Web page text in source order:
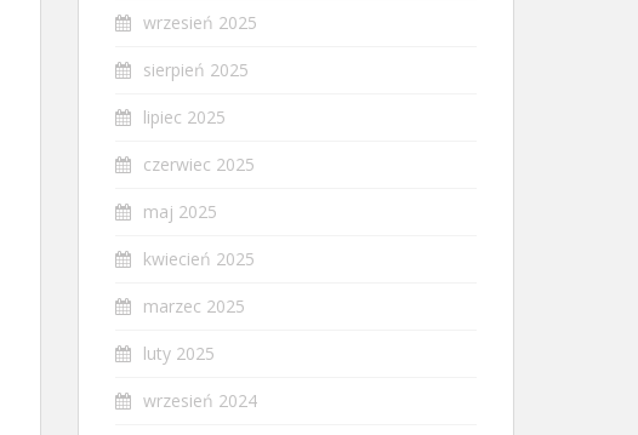
wrzesień 2025
sierpień 2025
lipiec 2025
czerwiec 2025
maj 2025
kwiecień 2025
marzec 2025
luty 2025
wrzesień 2024